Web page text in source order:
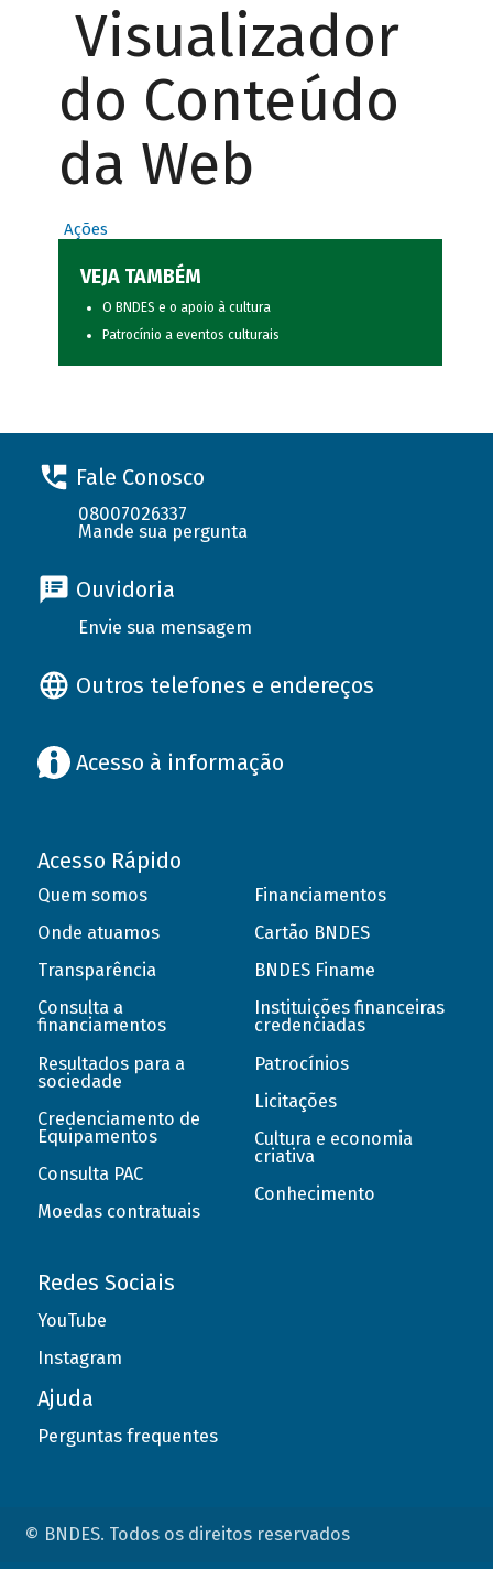
Visualizador
do Conteúdo
da Web
Ações
VEJA TAMBÉM
O BNDES e o apoio à cultura
Patrocínio a eventos culturais
Fale Conosco
08007026337
Mande sua pergunta
Ouvidoria
Envie sua mensagem
Outros telefones e endereços
Acesso à informação
Acesso Rápido
Quem somos
Onde atuamos
Transparência
Consulta a
financiamentos
Resultados para a
sociedade
Credenciamento de
Equipamentos
Consulta PAC
Moedas contratuais
Financiamentos
Cartão BNDES
BNDES Finame
Instituições financeiras
credenciadas
Patrocínios
Licitações
Cultura e economia
criativa
Conhecimento
Redes Sociais
YouTube
Instagram
Ajuda
Perguntas frequentes
© BNDES. Todos os direitos reservados